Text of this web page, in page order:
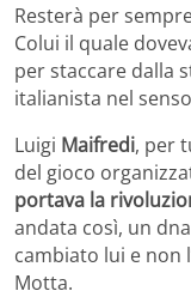
Resterà per
Colui il quale
per staccare dalla
italianista nel
Luigi Maifredi, per
del gioco
portava la
andata così, un
cambiato lui e non
Motta.